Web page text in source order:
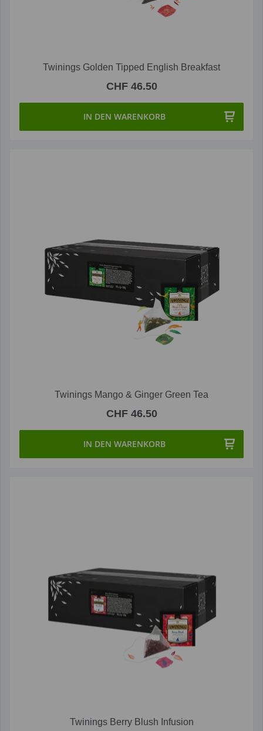
Twinings Golden Tipped English Breakfast
CHF 46.50
IN DEN WARENKORB
Twinings Mango & Ginger Green Tea
CHF 46.50
IN DEN WARENKORB
Twinings Berry Blush Infusion